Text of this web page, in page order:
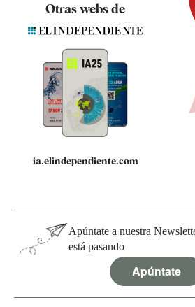
Quiénes somos
Especificaciones
Otras webs de
ia.elindependiente.com
Apúntate a nuestra
está pasando
Apúntate